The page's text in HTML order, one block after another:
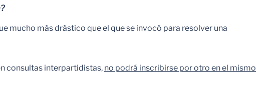
mucho más drástico que el que se invocó para resolver una
consultas interpartidistas, no podrá inscribirse por otro en el mismo